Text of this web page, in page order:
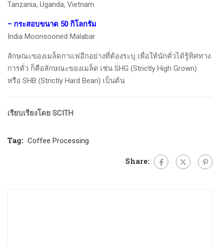
Tanzania, Uganda, Vietnam
– กระสอบขนาด 50 กิโลกรัม
India Moonsooned Malabar
ลักษณะของเมล็ดกาแฟอีกอย่างที่ต้องระบุ เพื่อให้นักคั่วได้รู้ทิศทาง
การคั่ว ก็คือลักษณะของเมล็ด เช่น SHG (Strictly High Grown)
หรือ SHB (Strictly Hard Bean) เป็นต้น
เรียบเรียงโดย SCITH
Tag: Coffee Processing
Share: